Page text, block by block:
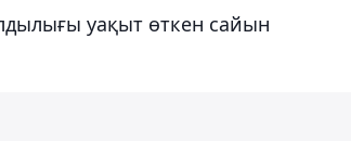
уақыт өткен сайын